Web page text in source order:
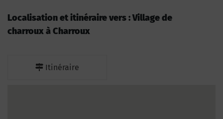
Localisation et itinéraire vers : Village de
charroux à Charroux
Itinéraire